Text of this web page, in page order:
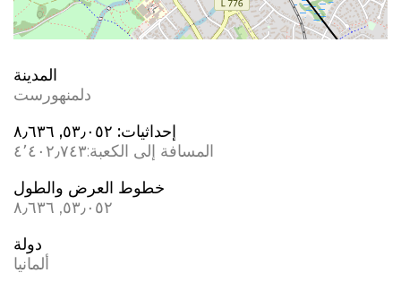
المدينة
دلمنهورست
إحداثيات: ٥٣٫٠٥٢, ٨٫٦٣٦
المسافة إلى الكعبة:٤٬٤٠٢٫٧٤٣
خطوط العرض والطول
٥٣٫٠٥٢, ٨٫٦٣٦
دولة
ألمانيا